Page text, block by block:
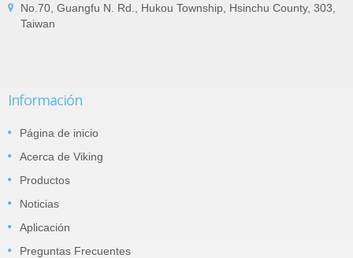
No.70, Guangfu N. Rd., Hukou Township, Hsinchu County, 303,
Taiwan
Información
Página de inicio
Acerca de Viking
Productos
Noticias
Aplicación
Preguntas Frecuentes